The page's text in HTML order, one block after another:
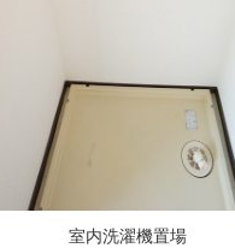
室内洗濯機置場